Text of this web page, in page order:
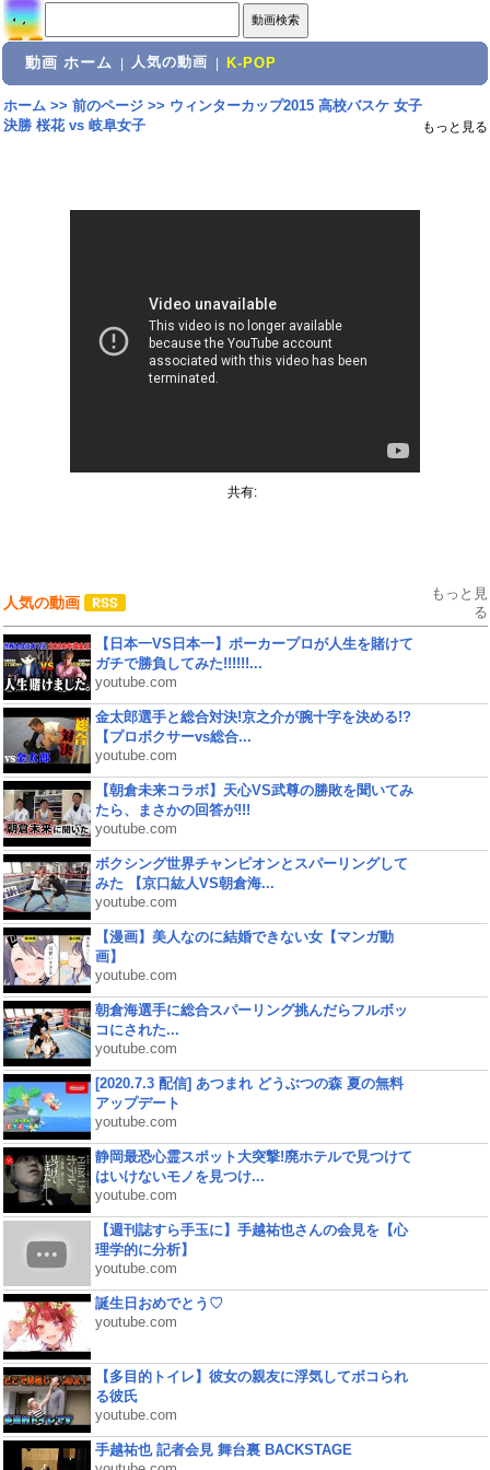
動画 ホーム 人気の動画 K-POP
ホーム>> 前のページ>> ウィンターカップ2015 高校バスケ 女子
決勝 桜花 vs 岐阜女子
もっと見る
共有:
人気の動画
もっと見
る
【日本一VS日本一】ポーカープロが人生を賭けて
ガチで勝負してみた!!!!!!...
youtube.com
金太郎選手と総合対決!京之介が腕十字を決める!?
【プロボクサーvs総合...
youtube.com
【朝倉未来コラボ】天心VS武尊の勝敗を聞いてみ
たら、まさかの回答が!!!
youtube.com
ボクシング世界チャンピオンとスパーリングして
みた 【京口紘人VS朝倉海...
youtube.com
【漫画】美人なのに結婚できない女【マンガ動
画】
youtube.com
朝倉海選手に総合スパーリング挑んだらフルボッ
コにされた...
youtube.com
[2020.7.3 配信] あつまれ どうぶつの森 夏の無料
アップデート
youtube.com
静岡最恐心霊スポット大突撃!廃ホテルで見つけて
はいけないモノを見つけ...
youtube.com
【週刊誌すら手玉に】手越祐也さんの会見を【心
理学的に分析】
youtube.com
誕生日おめでとう♡
youtube.com
【多目的トイレ】彼女の親友に浮気してボコられ
る彼氏
youtube.com
手越祐也 記者会見 舞台裏 BACKSTAGE